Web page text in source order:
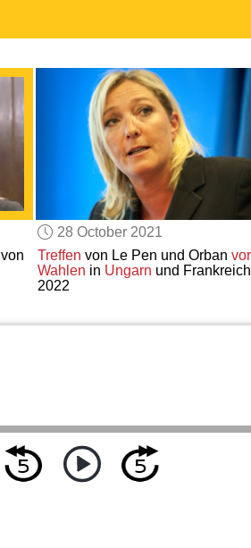
von
28 October 2021
Treffen von Le Pen und Orban
Wahlen in Ungarn und
2022